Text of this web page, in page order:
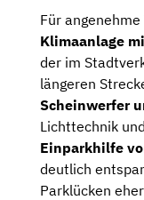
Für
Klimaanlage
der im
längeren
Scheinwerfer
Lichttechnik
Einparkhilfe
deutlich
Parklücken